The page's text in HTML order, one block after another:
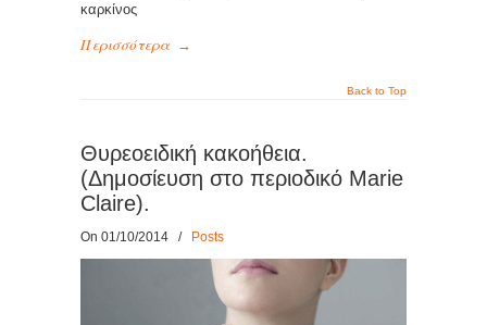
καρκίνος
Περισσότερα →
Back to Top
Θυρεοειδική κακοήθεια.
(Δημοσίευση στο περιοδικό Marie
Claire).
On 01/10/2014 / Posts